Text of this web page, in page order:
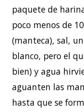
paquete de
poco menos de
(manteca), sal,
blanco, pero el
bien) y agua
aguanten las
hasta que se